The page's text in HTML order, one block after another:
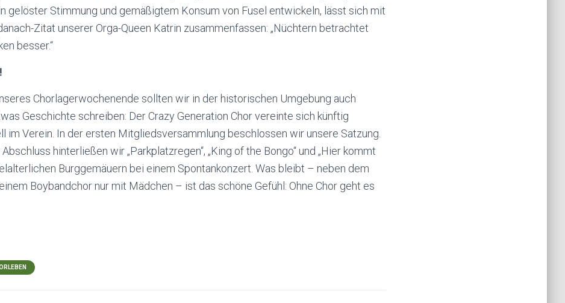
gelöster Stimmung und gemäßigtem Konsum von Fusel entwickeln, lässt sich mit
Zitat unserer Orga-Queen Katrin zusammenfassen: „Nüchtern betrachtet
besser.“
Chorlagerwochenende sollten wir in der historischen Umgebung auch
Geschichte schreiben: Der Crazy Generation Chor vereinte sich künftig
im Verein. In der ersten Mitgliedsversammlung beschlossen wir unsere Satzung.
hinterließen wir „Parkplatzregen“, „King of the Bongo“ und „Hier kommt
Burggemäuern bei einem Spontankonzert. Was bleibt – neben dem
Boybandchor nur mit Mädchen – ist das schöne Gefühl: Ohne Chor geht es